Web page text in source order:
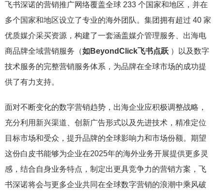
飞书深诺的营销推广网络覆盖全球 233 个国家和地区，并在
多个国家和地区设立了专业的海外团队。集团拥有超过 40 家
优质媒介采买资源，构建了一套涵盖媒介管理服务、出海电
商品牌全域营销服务（如BeyondClick飞书点跃 ）以及数字
技术服务的完整营销服务体系，为品牌在全球市场的成功提
供了有力支持。
面对不断变化的数字营销趋势，出海企业应积极调整战略，
充分利用新兴渠道、创新广告形式以及先进技术，精准定位
目标市场和受众，提升品牌的全球影响力和市场份额。期望
这份白皮书能够为企业在2025年的海外业务开展提供更多灵
感，结合自身业务特点，制定出更具竞争力的营销方案，飞
书深诺将会与更多企业共同在全球数字营销的浪潮中乘风破